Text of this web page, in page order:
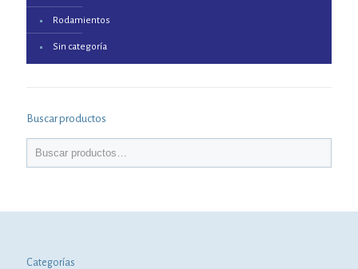
Rodamientos
Sin categoría
Buscar productos
Categorías